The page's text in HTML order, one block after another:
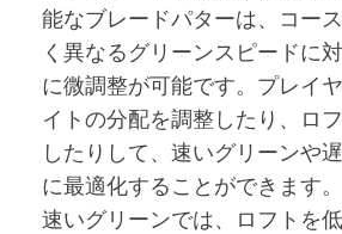
能なブレードパターは、コー
く異なるグリーンスピードに
に微調整が可能です。プレイ
イトの分配を調整したり、ロ
したりして、速いグリーンや
に最適化することができます。
速いグリーンでは、ロフトを